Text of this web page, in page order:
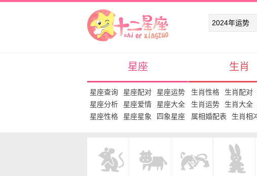
十二星座网
星座
星座查询 星座配对
星座运势
星座分析
星座爱情
星座大全
星座性格
星座星象 四象星座
生肖
生肖性格 生肖配对
生肖运势
生肖大全
属相婚配表
生肖相